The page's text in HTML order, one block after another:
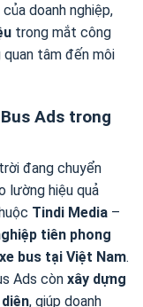
doanh nghiệp,
trong mắt công
tâm đến môi
Ads trong
đang chuyển
lường hiệu quả
Tindi Media –
tiên phong
bus tại Việt Nam.
Ads còn xây dựng
, giúp doanh